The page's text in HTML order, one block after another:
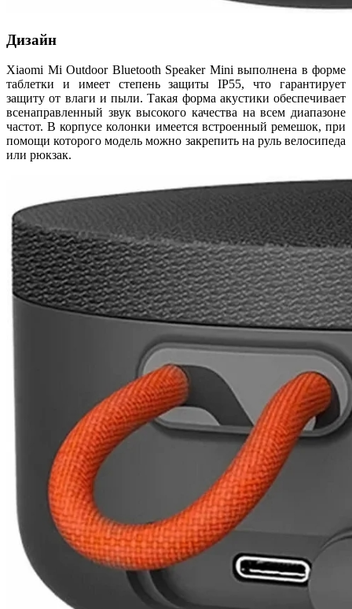
Дизайн
Xiaomi Mi Outdoor Bluetooth Speaker Mini выполнена в форме
таблетки и имеет степень защиты IP55, что гарантирует
защиту от влаги и пыли. Такая форма акустики обеспечивает
всенаправленный звук высокого качества на всем диапазоне
частот. В корпусе колонки имеется встроенный ремешок, при
помощи которого модель можно закрепить на руль велосипеда
или рюкзак.